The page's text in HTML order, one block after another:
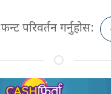
फन्ट परिवर्तन गर्नुहोस: